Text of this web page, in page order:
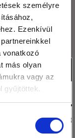
személyre
Ezenkívül
vonatkozó
más olyan
vagy az
gyűjtöttek.
a
és az
a
bármely forma
helyesen
és a
a blogunkat!
Ezért
egy
hibiszkusz
teával!